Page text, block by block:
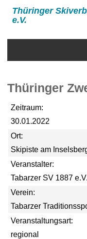
Thüringer
e.V.
Thüringer
Zeitraum:
30.01.2022
Ort:
Skipiste am
Veranstalter:
Tabarzer SV 1887 e.V.
Verein:
Tabarzer
Veranstaltungsart:
regional